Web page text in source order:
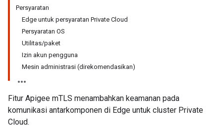
Persyaratan
Edge untuk persyaratan Private Cloud
Persyaratan OS
Utilitas/paket
Izin akun pengguna
Mesin administrasi (direkomendasikan)
Fitur Apigee mTLS menambahkan keamanan pada
komunikasi antarkomponen di Edge untuk cluster Private
Cloud.